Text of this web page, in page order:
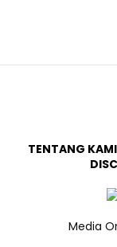
TENTANG KAMI
Media